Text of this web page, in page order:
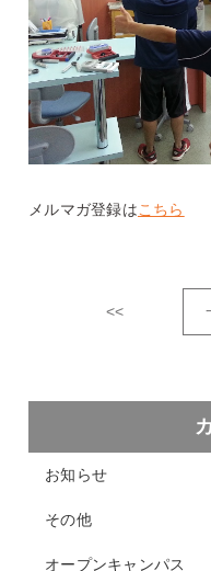
メルマガ登録はこちら
<<
お知らせ
その他
オープンキャンパス